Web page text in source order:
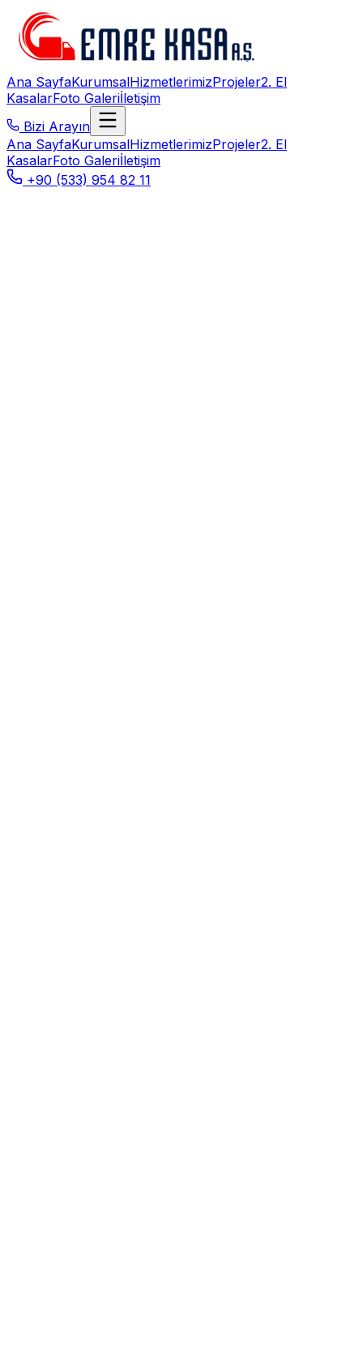
Ana SayfaKurumsalHizmetlerimizProjeler2. El
KasalarFoto Galeriİletişim
Bizi Arayın
Ana SayfaKurumsalHizmetlerimizProjeler2. El
KasalarFoto Galeriİletişim
+90 (533) 954 82 11